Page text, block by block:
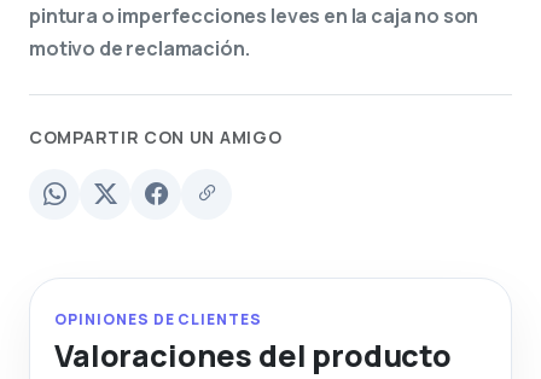
pintura o imperfecciones leves en la caja no son
motivo de reclamación.
COMPARTIR CON UN AMIGO
OPINIONES DE CLIENTES
Valoraciones del producto